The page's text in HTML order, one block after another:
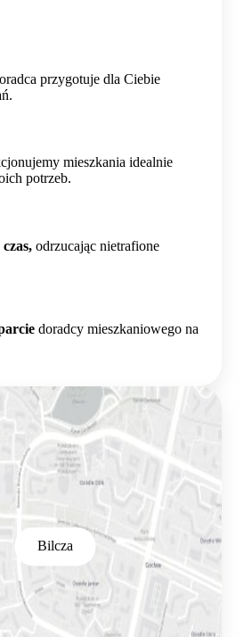
przygotuje dla Ciebie
mieszkania idealnie
potrzeb.
odrzucając nietrafione
doradcy mieszkaniowego na
Bilcza